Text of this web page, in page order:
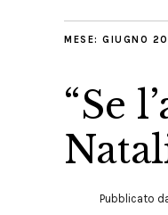
MESE: GIUGNO
“Se
Pubblicato